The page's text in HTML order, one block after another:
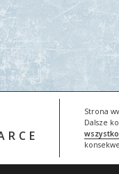
Strona
Dalsze